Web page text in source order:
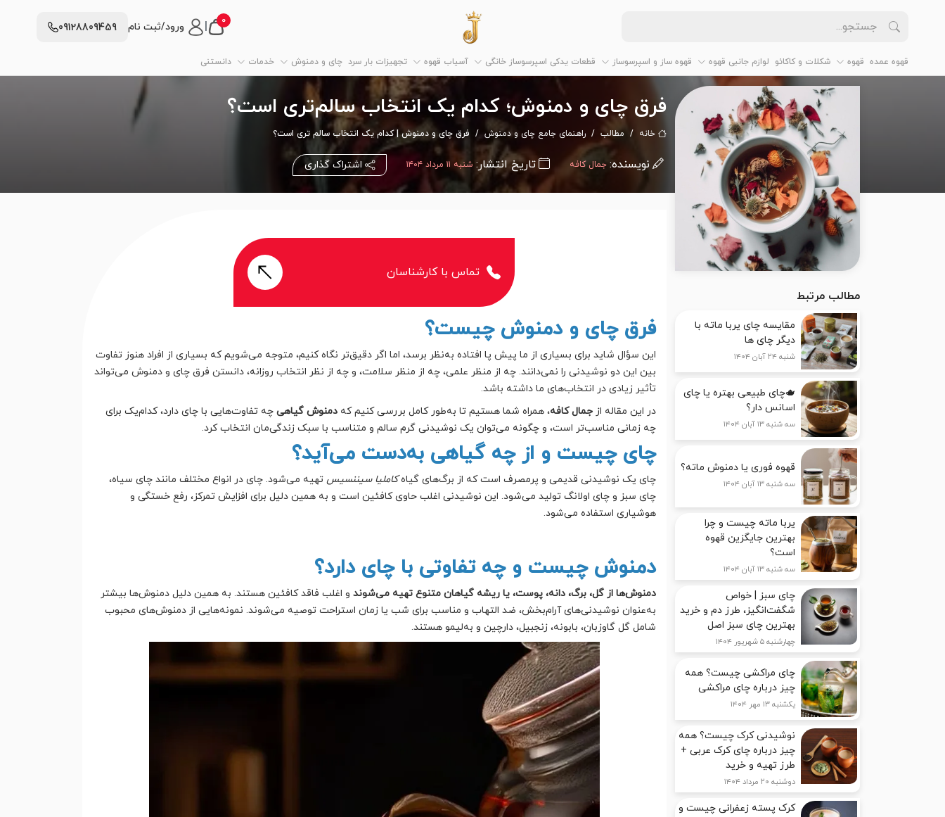
0 ورود/ثبت نام 09128809459
قهوه عمده قهوه شکلات و کاکائو لوازم جانبی قهوه قهوه ساز و اسپرسوساز قطعات یدکی اسپرسوساز خانگی آسیاب قهوه تجهیزات بار سرد چای و دمنوش خدمات دانستنی
فرق چای و دمنوش؛ کدام یک انتخاب سالم‌تری است؟
خانه مطالب راهنمای جامع چای و دمنوش فرق چای و دمنوش | کدام یک انتخاب سالم تری است؟
نویسنده: جمال کافه تاریخ انتشار: شنبه ۱۱ مرداد ۱۴۰۴ اشتراک گذاری
مطالب مرتبط
مقایسه چای یربا ماته با
دیگر چای ها
شنبه ۲۴ آبان ۱۴۰۴
🫖چای طبیعی بهتره یا چای
اسانس دار؟
سه شنبه ۱۳ آبان ۱۴۰۴
قهوه فوری یا دمنوش ماته؟
سه شنبه ۱۳ آبان ۱۴۰۴
یربا ماته چیست و چرا
بهترین جایگزین قهوه
است؟
سه شنبه ۱۳ آبان ۱۴۰۴
چای سبز | خواص
شگفت‌انگیز، طرز دم و خرید
بهترین چای سبز اصل
چهارشنبه ۵ شهریور ۱۴۰۴
چای مراکشی چیست؟ همه
چیز درباره چای مراکشی
یکشنبه ۱۳ مهر ۱۴۰۴
نوشیدنی کرک چیست؟ همه
چیز درباره چای کرک عربی +
طرز تهیه و خرید
دوشنبه ۲۰ مرداد ۱۴۰۴
کرک پسته زعفرانی چیست و
تماس با کارشناسان
فرق چای و دمنوش چیست؟
این سؤال شاید برای بسیاری از ما پیش پا افتاده به‌نظر برسد، اما اگر دقیق‌تر نگاه کنیم، متوجه می‌شویم که بسیاری از افراد هنوز تفاوت
بین این دو نوشیدنی را نمی‌دانند. چه از منظر علمی، چه از منظر سلامت، و چه از نظر انتخاب روزانه، دانستن فرق چای و دمنوش می‌تواند
تأثیر زیادی در انتخاب‌های ما داشته باشد.
در این مقاله ازجمال کافه، همراه شما هستیم تا به‌طور کامل بررسی کنیم کهدمنوش گیاهی چه تفاوت‌هایی با چای دارد، کدام‌یک برای
چه زمانی مناسب‌تر است، و چگونه می‌توان یک نوشیدنی گرم سالم و متناسب با سبک زندگی‌مان انتخاب کرد.
چای چیست و از چه گیاهی به‌دست می‌آید؟
چای یک نوشیدنی قدیمی و پرمصرف است که از برگ‌های گیاهکاملیا سیننسیس تهیه می‌شود. چای در انواع مختلف مانند چای سیاه،
چای سبز و چای اولانگ تولید می‌شود. این نوشیدنی اغلب حاوی کافئین است و به همین دلیل برای افزایش تمرکز، رفع خستگی و
هوشیاری استفاده می‌شود.
دمنوش چیست و چه تفاوتی با چای دارد؟
دمنوش‌ها از گل، برگ، دانه، پوست، یا ریشه گیاهان متنوع تهیه می‌شوند و اغلب فاقد کافئین هستند. به همین دلیل دمنوش‌ها بیشتر
به‌عنوان نوشیدنی‌های آرام‌بخش، ضد التهاب و مناسب برای شب یا زمان استراحت توصیه می‌شوند. نمونه‌هایی از دمنوش‌های محبوب
شامل گل گاوزبان، بابونه، زنجبیل، دارچین و به‌لیمو هستند.